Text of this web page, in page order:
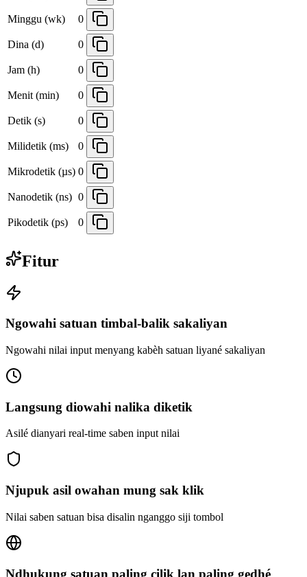
Minggu (wk) 0
Dina (d) 0
Jam (h) 0
Menit (min) 0
Detik (s) 0
Milidetik (ms) 0
Mikrodetik (µs) 0
Nanodetik (ns) 0
Pikodetik (ps) 0
Fitur
Ngowahi satuan timbal-balik sakaliyan
Ngowahi nilai input menyang kabèh satuan liyané sakaliyan
Langsung diowahi nalika diketik
Asilé dianyari real-time saben input nilai
Njupuk asil owahan mung sak klik
Nilai saben satuan bisa disalin nganggo siji tombol
Ndhukung satuan paling cilik lan paling gedhé